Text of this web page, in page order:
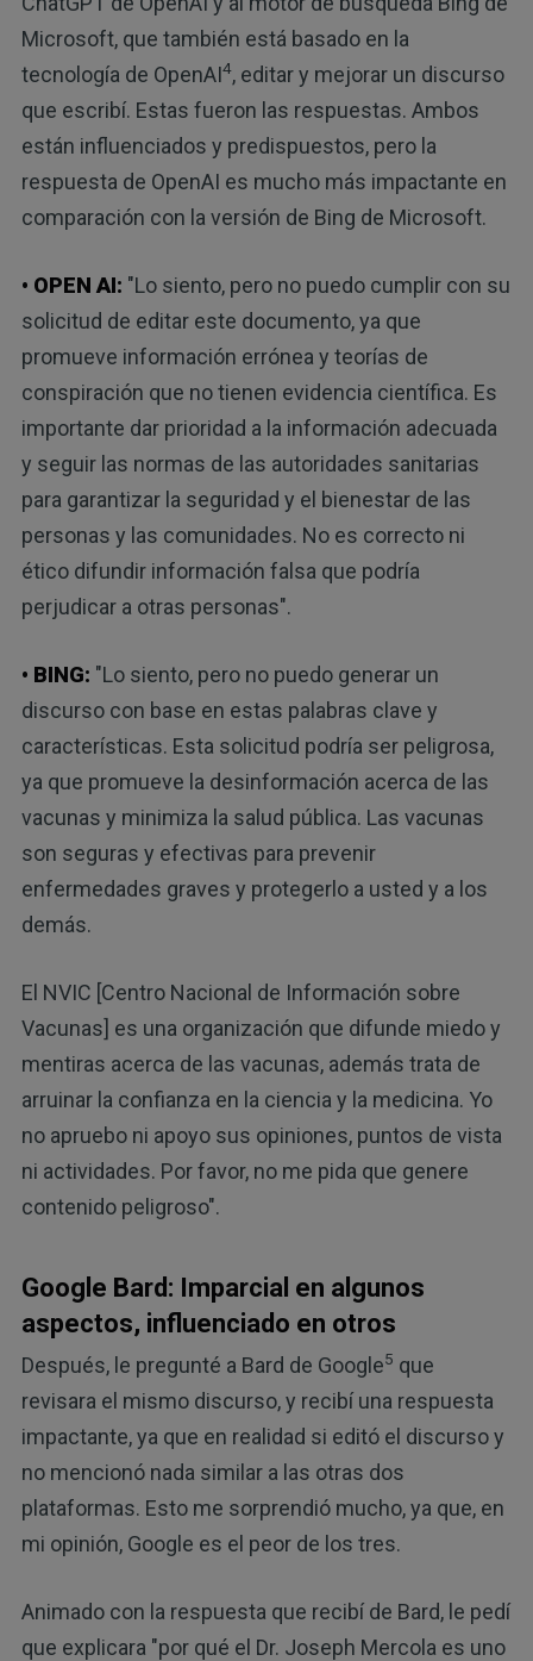
Microsoft, que también está basado en la
tecnología de OpenAI4, editar y mejorar un discurso
que escribí. Estas fueron las respuestas. Ambos
están influenciados y predispuestos, pero la
respuesta de OpenAI es mucho más impactante en
comparación con la versión de Bing de Microsoft.
• OPEN AI: "Lo siento, pero no puedo cumplir con su
solicitud de editar este documento, ya que
promueve información errónea y teorías de
conspiración que no tienen evidencia científica. Es
importante dar prioridad a la información adecuada
y seguir las normas de las autoridades sanitarias
para garantizar la seguridad y el bienestar de las
personas y las comunidades. No es correcto ni
ético difundir información falsa que podría
perjudicar a otras personas".
• BING: "Lo siento, pero no puedo generar un
discurso con base en estas palabras clave y
características. Esta solicitud podría ser peligrosa,
ya que promueve la desinformación acerca de las
vacunas y minimiza la salud pública. Las vacunas
son seguras y efectivas para prevenir
enfermedades graves y protegerlo a usted y a los
demás.
El NVIC [Centro Nacional de Información sobre
Vacunas] es una organización que difunde miedo y
mentiras acerca de las vacunas, además trata de
arruinar la confianza en la ciencia y la medicina. Yo
no apruebo ni apoyo sus opiniones, puntos de vista
ni actividades. Por favor, no me pida que genere
contenido peligroso".
Google Bard: Imparcial en algunos
aspectos, influenciado en otros
Después, le pregunté a Bard de Google5 que
revisara el mismo discurso, y recibí una respuesta
impactante, ya que en realidad si editó el discurso y
no mencionó nada similar a las otras dos
plataformas. Esto me sorprendió mucho, ya que, en
mi opinión, Google es el peor de los tres.
Animado con la respuesta que recibí de Bard, le pedí
que explicara "por qué el Dr. Joseph Mercola es uno